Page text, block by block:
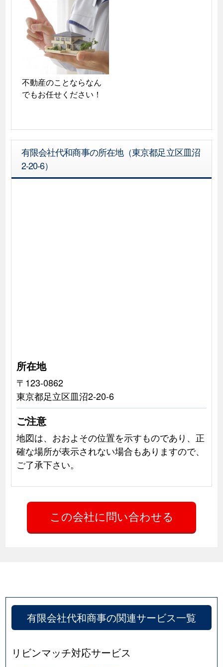
不動産のことならなん
でもお任せください！
有限会社代和商事の所在地（東京都足立区皿沼
2-20-6）
所在地
〒123-0862
東京都足立区皿沼2-20-6
ご注意
地図は、おおよその位置を示すものであり、正
確な場所が表示されない場合もありますので、
ご了承下さい。
有限会社代和商事の関連サービス一覧
リビンマッチ対応サービス